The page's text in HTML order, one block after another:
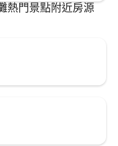
熱門景點附近房源